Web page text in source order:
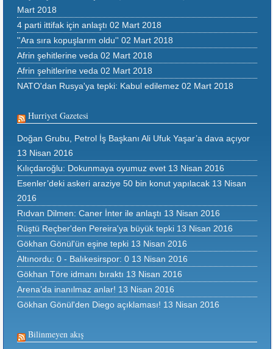
Mart 2018
4 parti ittifak için anlaştı 02 Mart 2018
''Ara sıra kopuşlarım oldu'' 02 Mart 2018
Afrin şehitlerine veda 02 Mart 2018
Afrin şehitlerine veda 02 Mart 2018
NATO'dan Rusya'ya tepki: Kabul edilemez 02 Mart 2018
Hurriyet Gazetesi
Doğan Grubu, Petrol İş Başkanı Ali Ufuk Yaşar’a dava açıyor
13 Nisan 2016
Kılıçdaroğlu: Dokunmaya oyumuz evet 13 Nisan 2016
Esenler’deki askeri araziye 50 bin konut yapılacak 13 Nisan
2016
Rıdvan Dilmen: Caner İnter ile anlaştı 13 Nisan 2016
Rüştü Reçber'den Pereira'ya büyük tepki 13 Nisan 2016
Gökhan Gönül'ün eşine tepki 13 Nisan 2016
Altınordu: 0 - Balıkesirspor: 0 13 Nisan 2016
Gökhan Töre idmanı bıraktı 13 Nisan 2016
Arena’da inanılmaz anlar! 13 Nisan 2016
Gökhan Gönül'den Diego açıklaması! 13 Nisan 2016
Bilinmeyen akış